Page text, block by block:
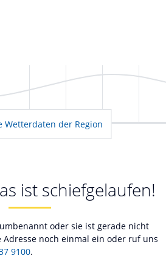
Wetterdaten der Region
ist schiefgelaufen!
oder sie ist gerade nicht
noch einmal ein oder ruf uns
9100.